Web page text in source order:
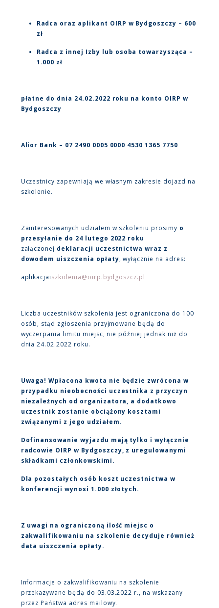
Radca oraz aplikant OIRP w Bydgoszczy – 600
zł
Radca z innej Izby lub osoba towarzysząca –
1.000 zł
płatne do dnia 24.02.2022 roku na konto OIRP w
Bydgoszczy
Alior Bank – 07 2490 0005 0000 4530 1365 7750
Uczestnicy zapewniają we własnym zakresie dojazd na
szkolenie.
Zainteresowanych udziałem w szkoleniu prosimy o
przesyłanie do 24 lutego 2022 roku
załączonej deklaracji uczestnictwa wraz z
dowodem uiszczenia opłaty, wyłącznie na adres:
aplikacjaiszkolenia@oirp.bydgoszcz.pl
Liczba uczestników szkolenia jest ograniczona do 100
osób, stąd zgłoszenia przyjmowane będą do
wyczerpania limitu miejsc, nie później jednak niż do
dnia 24.02.2022 roku.
Uwaga! Wpłacona kwota nie będzie zwrócona w
przypadku nieobecności uczestnika z przyczyn
niezależnych od organizatora, a dodatkowo
uczestnik zostanie obciążony kosztami
związanymi z jego udziałem.
Dofinansowanie wyjazdu mają tylko i wyłącznie
radcowie OIRP w Bydgoszczy, z uregulowanymi
składkami członkowskimi.
Dla pozostałych osób koszt uczestnictwa w
konferencji wynosi 1.000 złotych.
Z uwagi na ograniczoną ilość miejsc o
zakwalifikowaniu na szkolenie decyduje również
data uiszczenia opłaty.
Informacje o zakwalifikowaniu na szkolenie
przekazywane będą do 03.03.2022 r., na wskazany
przez Państwa adres mailowy.